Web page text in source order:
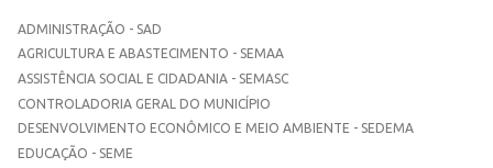
ADMINISTRAÇÃO - SAD
AGRICULTURA E ABASTECIMENTO - SEMAA
ASSISTÊNCIA SOCIAL E CIDADANIA - SEMASC
CONTROLADORIA GERAL DO MUNICÍPIO
DESENVOLVIMENTO ECONÔMICO E MEIO AMBIENTE - SEDEMA
EDUCAÇÃO - SEME